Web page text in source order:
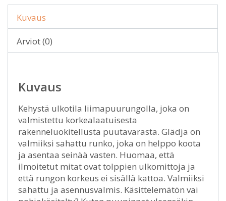
Kuvaus
Arviot (0)
Kuvaus
Kehystä ulkotila liimapuurungolla, joka on
valmistettu korkealaatuisesta
rakenneluokitellusta puutavarasta. Glädja on
valmiiksi sahattu runko, joka on helppo koota
ja asentaa seinää vasten. Huomaa, että
ilmoitetut mitat ovat tolppien ulkomittoja ja
että rungon korkeus ei sisällä kattoa. Valmiiksi
sahattu ja asennusvalmis. Käsittelemätön vai